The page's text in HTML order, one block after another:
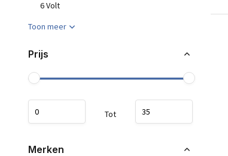
6 Volt
Toon meer
Prijs
Tot
Merken